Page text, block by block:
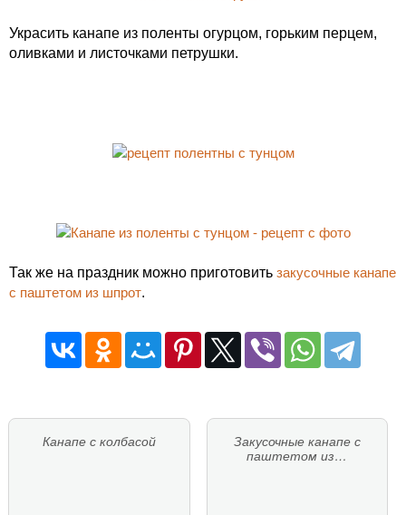
Украсить канапе из поленты огурцом, горьким перцем,
оливками и листочками петрушки.
Так же на праздник можно приготовить закусочные канапе
с паштетом из шпрот.
Канапе с колбасой
Закусочные канапе с
паштетом из…